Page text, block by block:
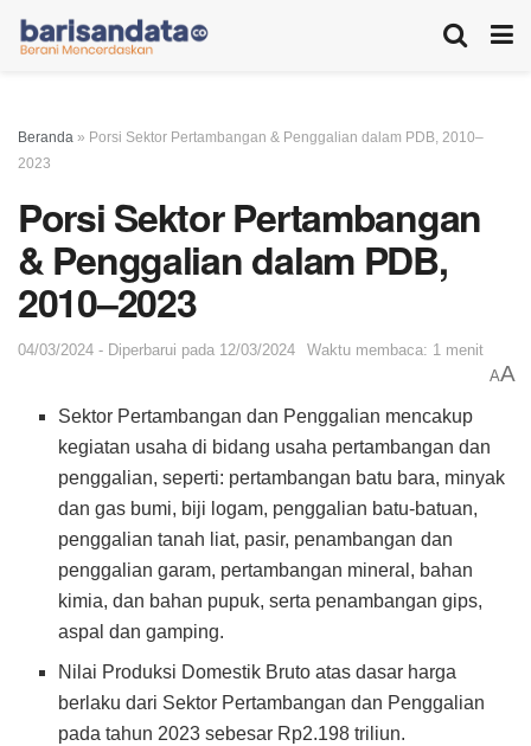
Beranda » Porsi Sektor Pertambangan & Penggalian dalam PDB, 2010–
2023
Porsi Sektor Pertambangan
& Penggalian dalam PDB,
2010–2023
04/03/2024 - Diperbarui pada 12/03/2024
Waktu membaca: 1 menit
AA
Sektor Pertambangan dan Penggalian mencakup
kegiatan usaha di bidang usaha pertambangan dan
penggalian, seperti: pertambangan batu bara, minyak
dan gas bumi, biji logam, penggalian batu-batuan,
penggalian tanah liat, pasir, penambangan dan
penggalian garam, pertambangan mineral, bahan
kimia, dan bahan pupuk, serta penambangan gips,
aspal dan gamping.
Nilai Produksi Domestik Bruto atas dasar harga
berlaku dari Sektor Pertambangan dan Penggalian
pada tahun 2023 sebesar Rp2.198 triliun.